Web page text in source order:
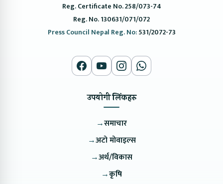
Reg. Certificate No. 258/073-74
Reg. No. 130631/071/072
Press Council Nepal Reg. No:531/2072-73
उपयोगी लिंकहरु
→समाचार
→अटो मोवाइल्स
→अर्थ/विकास
→कृषि